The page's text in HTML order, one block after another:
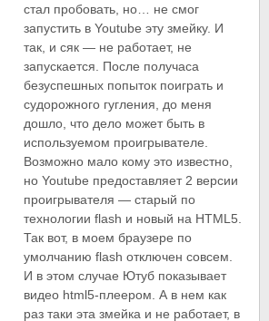
стал пробовать, но… не смог
запустить в Youtube эту змейку. И
так, и сяк — не работает, не
запускается. После получаса
безуспешных попыток поиграть и
судорожного гугления, до меня
дошло, что дело может быть в
используемом проигрывателе.
Возможно мало кому это известно,
но Youtube предоставляет 2 версии
проигрывателя — старый по
технологии flash и новый на HTML5.
Так вот, в моем браузере по
умолчанию flash отключен совсем.
И в этом случае Ютуб показывает
видео html5-плеером. А в нем как
раз таки эта змейка и не работает, в